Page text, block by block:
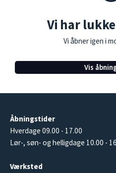
Vi har
Vi åbner igen i
Vis
Åbningstider
Hverdage 09.00 - 17.00
Lør-, søn- og helligdage 10.00 -
Værksted